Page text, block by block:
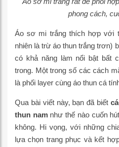
phong cách,
Áo sơ mi trắng thích hợp với
nhiên là trừ áo thun trắng trơn)
có khả năng làm nổi bật bất
trong. Một trong số các cách
là phối layer cùng áo thun cá
Qua bài viết này, bạn đã biết
thun namnhư thế nào cuốn
không. Hi vọng, với những
lựa chọn trang phục và kết